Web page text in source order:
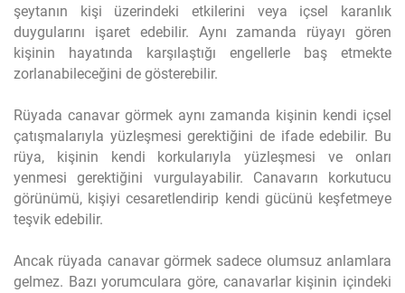
şeytanın kişi üzerindeki etkilerini veya içsel karanlık
duygularını işaret edebilir. Aynı zamanda rüyayı gören
kişinin hayatında karşılaştığı engellerle baş etmekte
zorlanabileceğini de gösterebilir.
Rüyada canavar görmek aynı zamanda kişinin kendi içsel
çatışmalarıyla yüzleşmesi gerektiğini de ifade edebilir. Bu
rüya, kişinin kendi korkularıyla yüzleşmesi ve onları
yenmesi gerektiğini vurgulayabilir. Canavarın korkutucu
görünümü, kişiyi cesaretlendirip kendi gücünü keşfetmeye
teşvik edebilir.
Ancak rüyada canavar görmek sadece olumsuz anlamlara
gelmez. Bazı yorumculara göre, canavarlar kişinin içindeki